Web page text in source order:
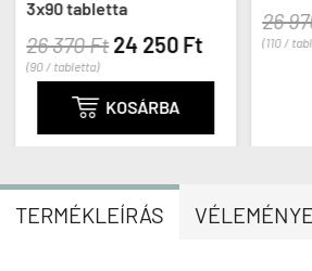
3x90 tabletta
26 370 Ft 24 250 Ft
(90 / tabletta)
 KOSÁRBA
26
(110 /
TERMÉKLEÍRÁS